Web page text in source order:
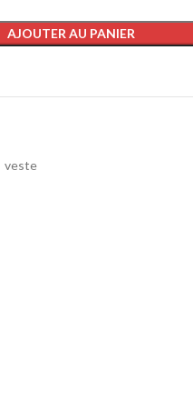
AJOUTER AU PANIER
veste